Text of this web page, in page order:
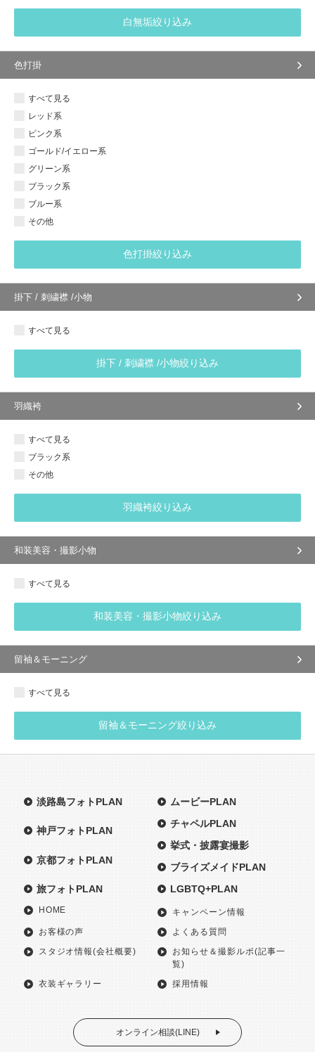
白無垢絞り込み
色打掛
すべて見る
レッド系
ピンク系
ゴールド/イエロー系
グリーン系
ブラック系
ブルー系
その他
色打掛絞り込み
掛下 / 刺繍襟 /小物
すべて見る
掛下 / 刺繍襟 /小物絞り込み
羽織袴
すべて見る
ブラック系
その他
羽織袴絞り込み
和装美容・撮影小物
すべて見る
和装美容・撮影小物絞り込み
留袖＆モーニング
すべて見る
留袖＆モーニング絞り込み
淡路島フォトPLAN
神戸フォトPLAN
京都フォトPLAN
旅フォトPLAN
ムービーPLAN
チャペルPLAN
挙式・披露宴撮影
ブライズメイドPLAN
LGBTQ+PLAN
HOME
キャンペーン情報
お客様の声
よくある質問
スタジオ情報(会社概要)
お知らせ＆撮影ルポ(記事一
覧)
衣装ギャラリー
採用情報
オンライン相談(LINE)